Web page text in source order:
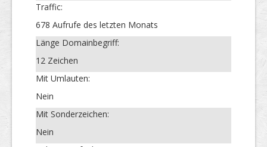
Traffic:
678 Aufrufe des letzten Monats
Länge Domainbegriff:
12 Zeichen
Mit Umlauten:
Nein
Mit Sonderzeichen:
Nein